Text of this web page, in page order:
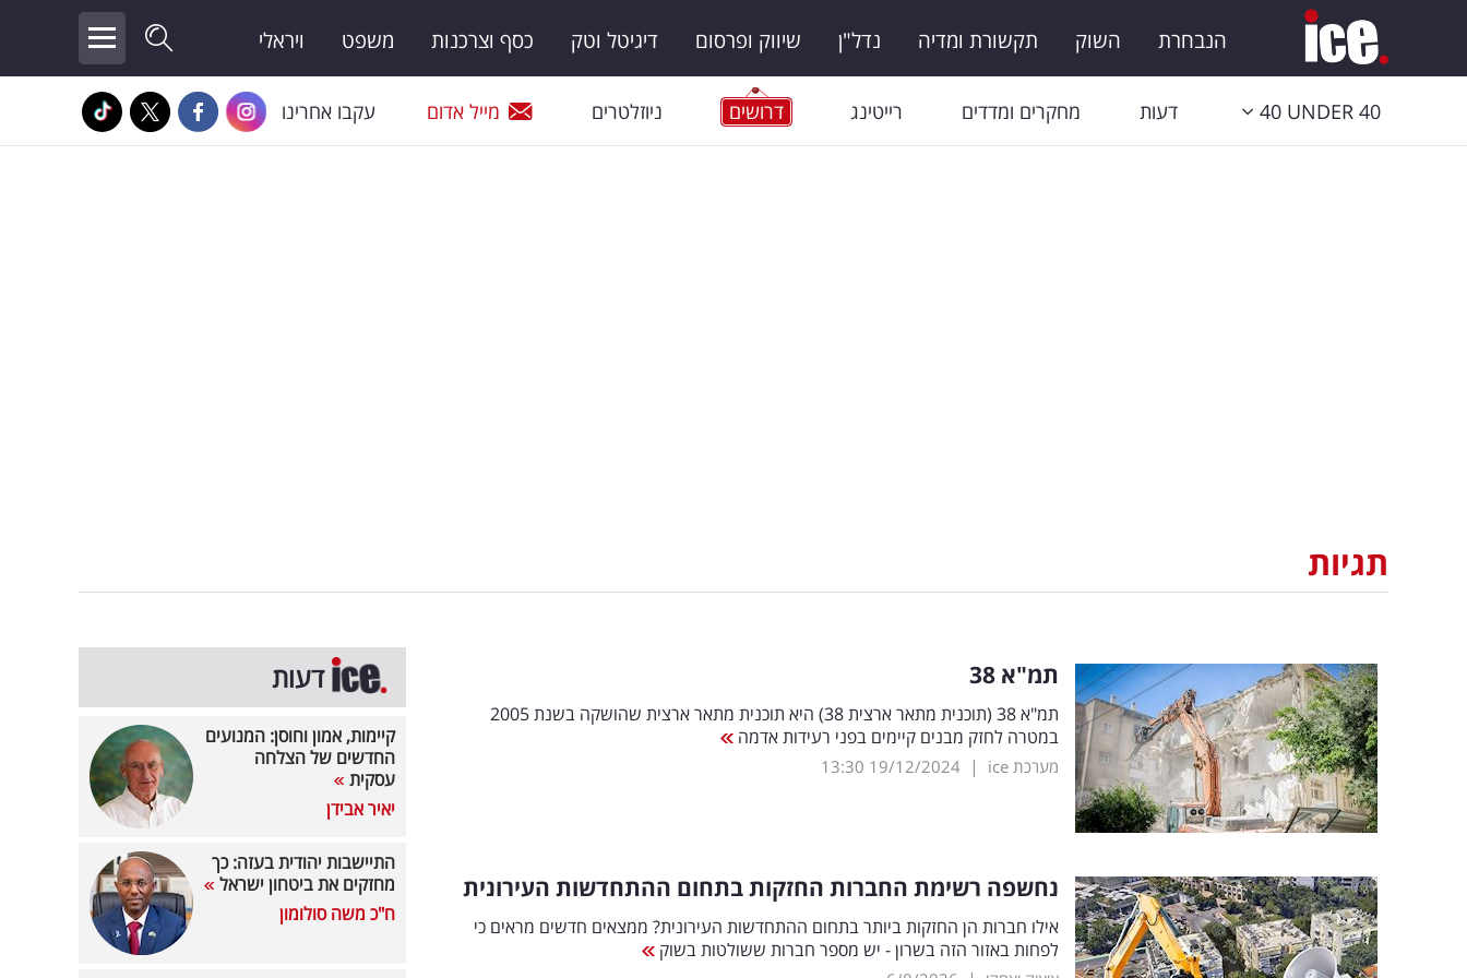
הנבחרת השוק תקשורת ומדיה נדל"ן שיווק ופרסום דיגיטל וטק כסף וצרכנות משפט ויראלי
40 UNDER 40 דעות מחקרים ומדדים רייטינג דרושים ניוזלטרים מייל אדום עקבו אחרינו
תגיות
תמ"א 38
תמ"א 38 (תוכנית מתאר ארצית 38) היא תוכנית מתאר ארצית שהושקה בשנת 2005
במטרה לחזק מבנים קיימים בפני רעידות אדמה
מערכת ice |
19/12/2024
13:30
נחשפה רשימת החברות החזקות בתחום ההתחדשות העירונית
אילו חברות הן החזקות ביותר בתחום ההתחדשות העירונית? ממצאים חדשים מראים כי
לפחות באזור הזה בשרון - יש מספר חברות ששולטות בשוק
דעות
קיימות, אמון וחוסן: המנועים
החדשים של הצלחה
עסקית
יאיר אבידן
התיישבות יהודית בעזה: כך
מחזקים את ביטחון ישראל
ח"כ משה סולומון